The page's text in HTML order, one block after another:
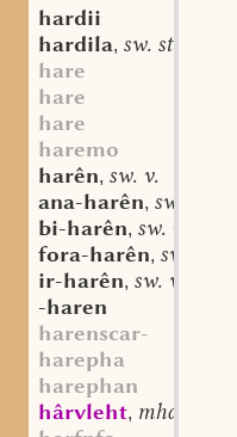
hardii
hardila, sw. st. f.
hare
hare
hare
haremo
harên, sw. v.
ana-harên, sw. v.
bi-harên, sw. v.
fora-harên, sw. v.
ir-harên, sw. v.
-haren
harenscar-
harepha
harephan
hârvleht, mhd. st. f.